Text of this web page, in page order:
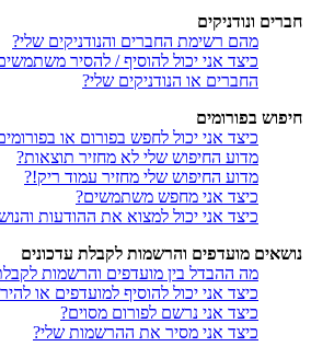
חברים ונודניקים
מהם רשימת החברים והנודניקים שלי?
כיצד אני יכול להוסיף / להסיר
החברים או הנודניקים שלי?
חיפוש בפורומים
כיצד אני יכול לחפש בפורום או
מדוע החיפוש שלי לא מחזיר תוצאות?
מדוע החיפוש שלי מחזיר עמוד ריק!?
כיצד אני מחפש משתמשים?
כיצד אני יכול למצוא את ההודעות
נושאים מועדפים והרשמות לקבלת עדכונים
מה ההבדל בין מועדפים והרשמות
כיצד אני יכול להוסיף למועדפים או
כיצד אני נרשם לפורום מסוים?
כיצד אני מסיר את ההרשמות שלי?